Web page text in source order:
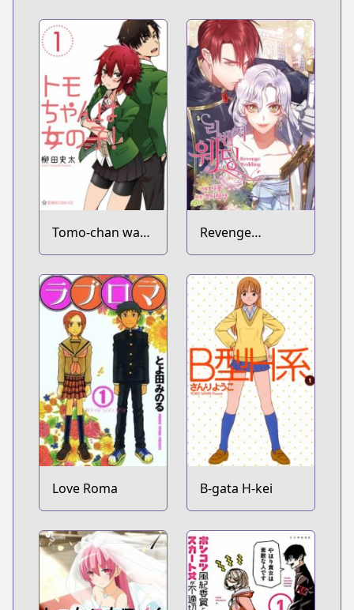
Tomo-chan wa
Onnanoko!
Revenge
Wedding
Love Roma B-gata H-kei